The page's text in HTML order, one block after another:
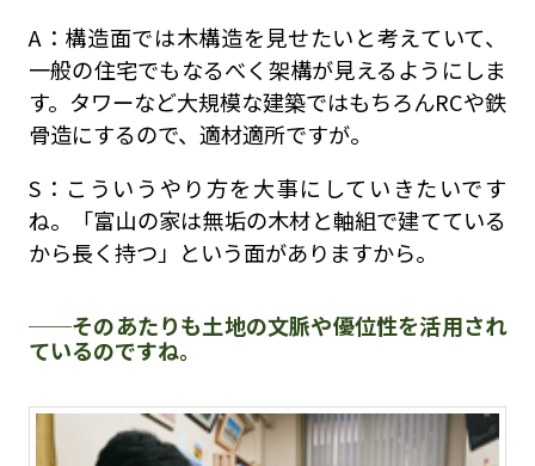
A：構造面では木構造を見せたいと考えていて、
一般の住宅でもなるべく架構が見えるようにしま
す。タワーなど大規模な建築ではもちろんRCや鉄
骨造にするので、適材適所ですが。
S：こういうやり方を大事にしていきたいです
ね。「富山の家は無垢の木材と軸組で建てている
から長く持つ」という面がありますから。
そのあたりも土地の文脈や優位性を活用され
ているのですね。